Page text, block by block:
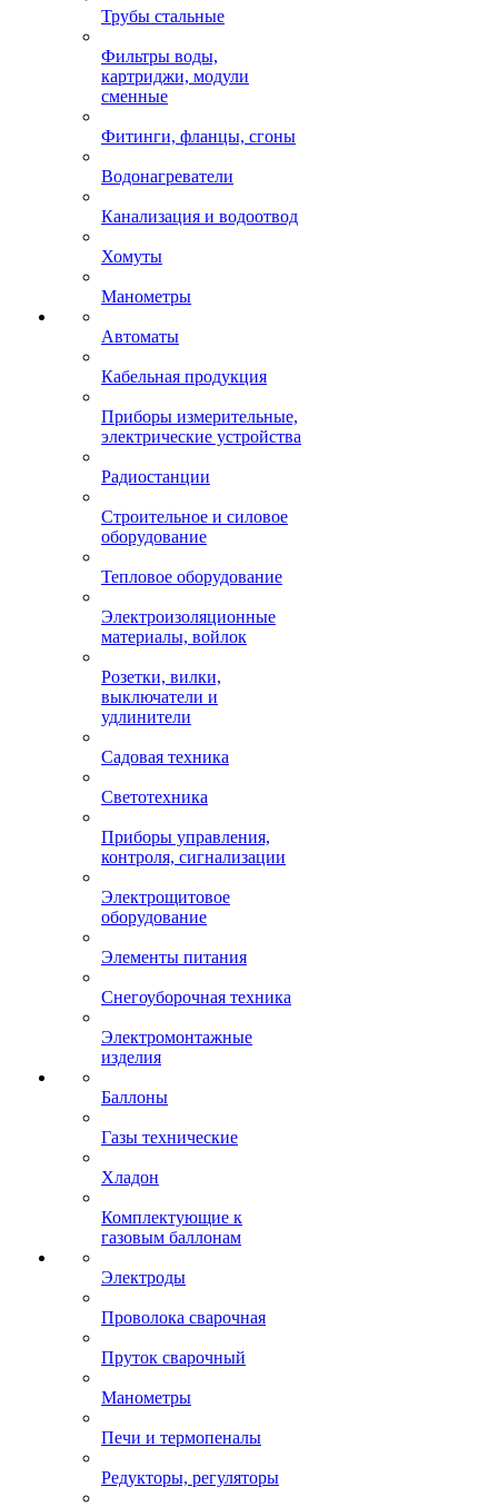
Трубы стальные
Фильтры воды,
картриджи, модули
сменные
Фитинги, фланцы, сгоны
Водонагреватели
Канализация и водоотвод
Хомуты
Манометры
Автоматы
Кабельная продукция
Приборы измерительные,
электрические устройства
Радиостанции
Строительное и силовое
оборудование
Тепловое оборудование
Электроизоляционные
материалы, войлок
Розетки, вилки,
выключатели и
удлинители
Садовая техника
Светотехника
Приборы управления,
контроля, сигнализации
Электрощитовое
оборудование
Элементы питания
Снегоуборочная техника
Электромонтажные
изделия
Баллоны
Газы технические
Хладон
Комплектующие к
газовым баллонам
Электроды
Проволока сварочная
Пруток сварочный
Манометры
Печи и термопеналы
Редукторы, регуляторы